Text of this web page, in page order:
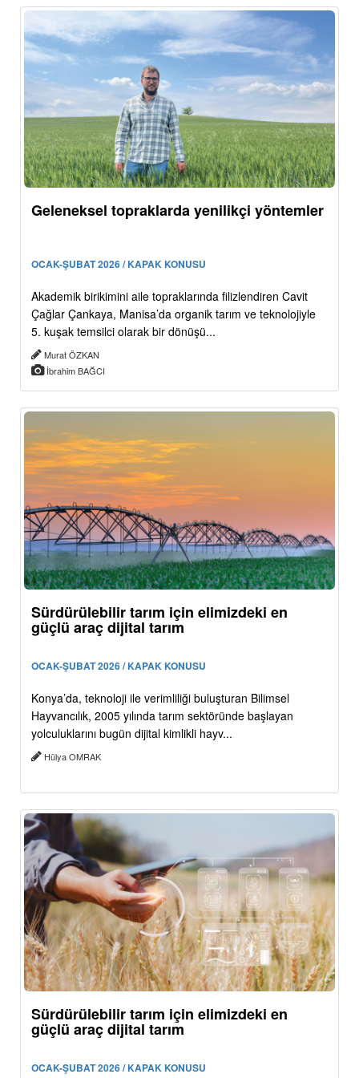
Geleneksel topraklarda yenilikçi yöntemler
OCAK-ŞUBAT 2026 / KAPAK KONUSU
Akademik birikimini aile topraklarında filizlendiren Cavit
Çağlar Çankaya, Manisa’da organik tarım ve teknolojiyle
5. kuşak temsilci olarak bir dönüşü...
Murat ÖZKAN
İbrahim BAĞCI
Sürdürülebilir tarım için elimizdeki en
güçlü araç dijital tarım
OCAK-ŞUBAT 2026 / KAPAK KONUSU
Konya’da, teknoloji ile verimliliği buluşturan Bilimsel
Hayvancılık, 2005 yılında tarım sektöründe başlayan
yolculuklarını bugün dijital kimlikli hayv...
Hülya OMRAK
Sürdürülebilir tarım için elimizdeki en
güçlü araç dijital tarım
OCAK-ŞUBAT 2026 / KAPAK KONUSU